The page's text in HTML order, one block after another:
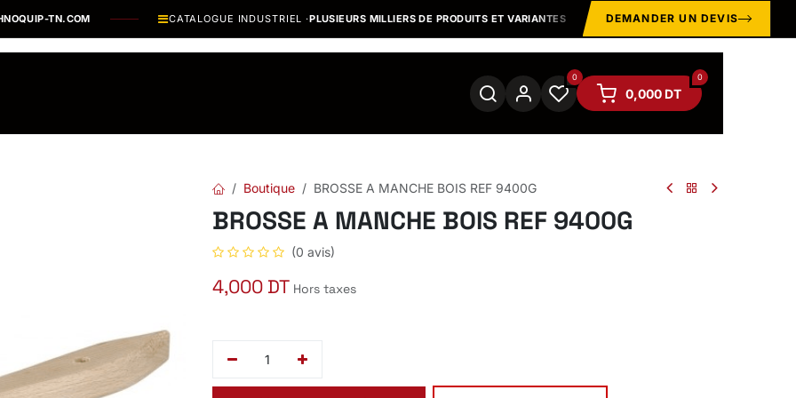
TN.COM CATALOGUE INDUSTRIEL ·PLUSIEURS MILLIERS DE PRODUITS ET VARIANTES MARQUES & ÉQUIPEMENTS
DEMANDER UN DEVIS
0 0
0,000DT
Boutique BROSSE A MANCHE BOIS REF 9400G
BROSSE A MANCHE BOIS REF 9400G
(0 avis)
4,000 DT Hors taxes